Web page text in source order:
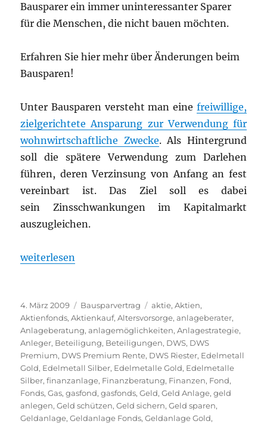
Bausparer ein immer uninteressanter Sparer
für die Menschen, die nicht bauen möchten.
Erfahren Sie hier mehr über Änderungen beim
Bausparen!
Unter Bausparen versteht man eine freiwillige,
zielgerichtete Ansparung zur Verwendung für
wohnwirtschaftliche Zwecke. Als Hintergrund
soll die spätere Verwendung zum Darlehen
führen, deren Verzinsung von Anfang an fest
vereinbart ist. Das Ziel soll es dabei
sein Zinsschwankungen im Kapitalmarkt
auszugleichen.
„Keine Wohnungsbauprämie bei Bausparverträgen
weiterlesen
Veröffentlicht
am
4. März 2009 Kategorien
Bausparvertrag Schlagwörter
aktie,Aktien,
Aktienfonds,Aktienkauf,Altersvorsorge,anlageberater,
Anlageberatung,anlagemöglichkeiten,Anlagestrategie,
Anleger, Beteiligung, Beteiligungen, DWS, DWS
Premium, DWS Premium Rente, DWS Riester, Edelmetall
Gold, Edelmetall Silber, Edelmetalle Gold, Edelmetalle
Silber,finanzanlage, Finanzberatung, Finanzen, Fond,
Fonds,Gas,gasfond,gasfonds,Geld,Geld Anlage,geld
anlegen,Geld schützen,Geld sichern,Geld sparen,
Geldanlage,Geldanlage Fonds,Geldanlage Gold,